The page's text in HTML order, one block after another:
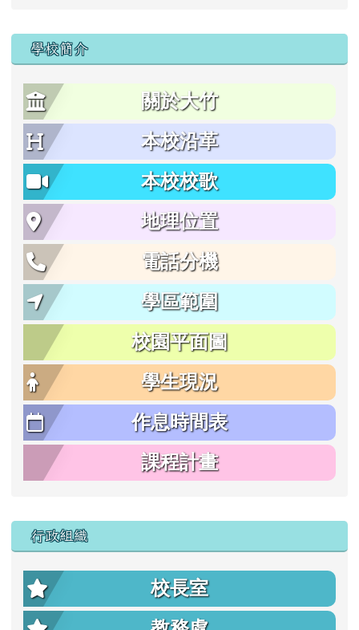
學校簡介
關於大竹
本校沿革
本校校歌
地理位置
電話分機
學區範圍
校園平面圖
學生現況
作息時間表
課程計畫
行政組織
校長室